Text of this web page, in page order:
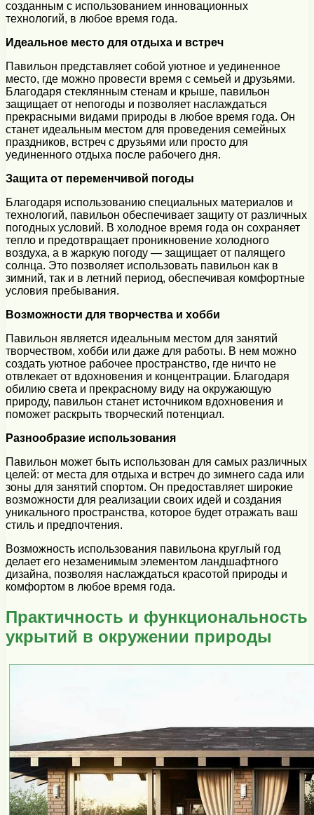
созданным с использованием инновационных
технологий, в любое время года.
Идеальное место для отдыха и встреч
Павильон представляет собой уютное и уединенное
место, где можно провести время с семьей и друзьями.
Благодаря стеклянным стенам и крыше, павильон
защищает от непогоды и позволяет наслаждаться
прекрасными видами природы в любое время года. Он
станет идеальным местом для проведения семейных
праздников, встреч с друзьями или просто для
уединенного отдыха после рабочего дня.
Защита от переменчивой погоды
Благодаря использованию специальных материалов и
технологий, павильон обеспечивает защиту от различных
погодных условий. В холодное время года он сохраняет
тепло и предотвращает проникновение холодного
воздуха, а в жаркую погоду — защищает от палящего
солнца. Это позволяет использовать павильон как в
зимний, так и в летний период, обеспечивая комфортные
условия пребывания.
Возможности для творчества и хобби
Павильон является идеальным местом для занятий
творчеством, хобби или даже для работы. В нем можно
создать уютное рабочее пространство, где ничто не
отвлекает от вдохновения и концентрации. Благодаря
обилию света и прекрасному виду на окружающую
природу, павильон станет источником вдохновения и
поможет раскрыть творческий потенциал.
Разнообразие использования
Павильон может быть использован для самых различных
целей: от места для отдыха и встреч до зимнего сада или
зоны для занятий спортом. Он предоставляет широкие
возможности для реализации своих идей и создания
уникального пространства, которое будет отражать ваш
стиль и предпочтения.
Возможность использования павильона круглый год
делает его незаменимым элементом ландшафтного
дизайна, позволяя наслаждаться красотой природы и
комфортом в любое время года.
Практичность и функциональность
укрытий в окружении природы